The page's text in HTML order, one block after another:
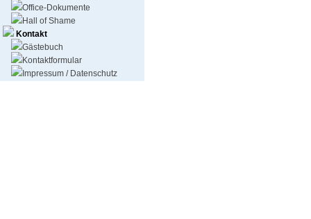
Office-Dokumente
Hall of Shame
Kontakt
Gästebuch
Kontaktformular
Impressum / Datenschutz